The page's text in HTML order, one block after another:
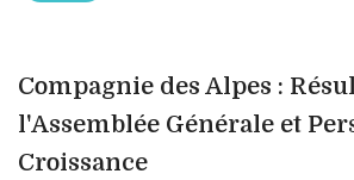
Compagnie des Alpes :
l'Assemblée Générale et
Croissance